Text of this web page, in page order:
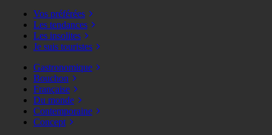
Vos préférées
Les tendances
Les insolites
Je suis touristes
Gastronomique
Bouchon
Française
Du monde
Contemporaine
Concept